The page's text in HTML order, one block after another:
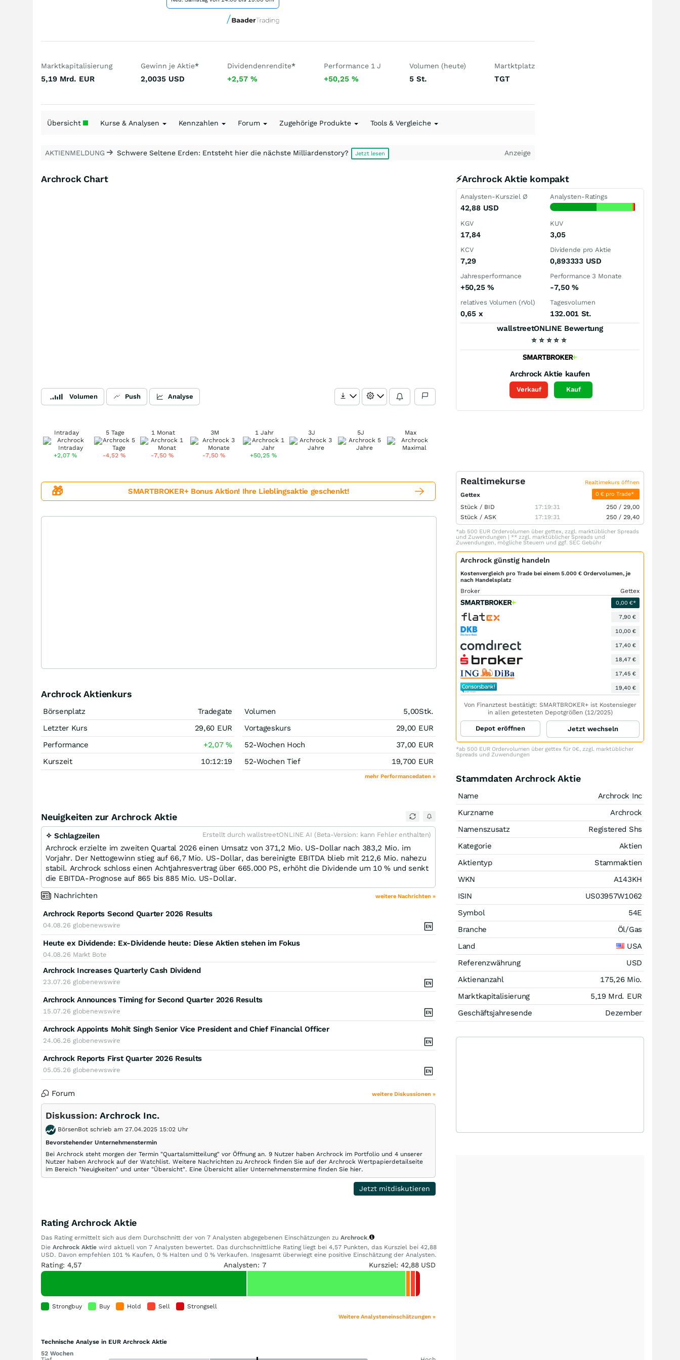
Marktkapitalisierung
5,19 Mrd. EUR
Gewinn je Aktie*
2,0035 USD
Dividendenrendite*
+2,57 %
Performance 1 J
+50,25 %
Volumen (heute)
5 St.
Martktplatz
TGT
Übersicht Kurse & Analysen Kennzahlen Forum Zugehörige Produkte Tools & Vergleiche
AKTIENMELDUNG Schwere Seltene Erden: Entsteht hier die nächste Milliardenstory? Jetzt lesen Anzeige
Archrock Chart
Volumen Push Analyse
Intraday
+2,07%
5 Tage
-4,52 %
1 Monat
-7,50 %
3M
-7,50 %
1 Jahr
+50,25 %
3J 5J Max
⚡Archrock Aktie kompakt
Analysten-Kursziel Ø
42,88 USD
Analysten-Ratings
KGV
17,84
KUV
3,05
KCV
7,29
Dividende pro Aktie
0,893333 USD
Jahresperformance
+50,25 %
Performance 3 Monate
-7,50%
relatives Volumen (rVol)
0,65 x
Tagesvolumen
132.001 St.
wallstreetONLINE Bewertung
⭐ ⭐ ⭐ ⭐ ⭐
Archrock Aktie kaufen
Verkauf Kauf
🎁 SMARTBROKER+ Bonus Aktion! Ihre Lieblingsaktie geschenkt!
Archrock Aktienkurs
Börsenplatz
Tradegate
Letzter Kurs
29,60 EUR
Performance
+2,07%
Kurszeit
10:12:19
Volumen 5,00Stk.
Vortageskurs
29,00 EUR
52-Wochen Hoch
37,00 EUR
52-Wochen Tief
19,700 EUR
mehr Performancedaten »
Neuigkeiten zur Archrock Aktie
✧ Schlagzeilen Erstellt durch wallstreetONLINE AI (Beta-Version: kann Fehler enthalten)
Archrock erzielte im zweiten Quartal 2026 einen Umsatz von 371,2 Mio. US-Dollar nach 383,2 Mio. im
Vorjahr. Der Nettogewinn stieg auf 66,7 Mio. US-Dollar, das bereinigte EBITDA blieb mit 212,6 Mio. nahezu
stabil. Archrock schloss einen Achtjahresvertrag über 665.000 PS, erhöht die Dividende um 10 % und senkt
die EBITDA-Prognose auf 865 bis 885 Mio. US-Dollar.
Nachrichten
weitere Nachrichten »
Archrock Reports Second Quarter 2026 Results
04.08.26 globenewswire
Heute ex Dividende: Ex-Dividende heute: Diese Aktien stehen im Fokus
04.08.26 Markt Bote
Archrock Increases Quarterly Cash Dividend
23.07.26 globenewswire
Archrock Announces Timing for Second Quarter 2026 Results
15.07.26 globenewswire
Archrock Appoints Mohit Singh Senior Vice President and Chief Financial Officer
24.06.26 globenewswire
Archrock Reports First Quarter 2026 Results
05.05.26 globenewswire
Forum weitere Diskussionen »
Diskussion: Archrock Inc.
BörsenBot schrieb am 27.04.2025 15:02 Uhr
Bevorstehender Unternehmenstermin
Bei Archrock steht morgen der Termin "Quartalsmitteilung" vor Öffnung an. 9 Nutzer haben Archrock im Portfolio und 4 unserer
Nutzer haben Archrock auf der Watchlist. Weitere Nachrichten zu Archrock finden Sie auf der Archrock Wertpapierdetailseite
im Bereich "Neuigkeiten" und unter "Übersicht". Eine Übersicht aller Unternehmenstermine finden Sie hier.
Jetzt mitdiskutieren
Rating Archrock Aktie
Das Rating ermittelt sich aus dem Durchschnitt der von 7 Analysten abgegebenen Einschätzungen zu Archrock.
Die Archrock Aktie wird aktuell von 7 Analysten bewertet. Das durchschnittliche Rating liegt bei 4,57 Punkten, das Kursziel bei 42,88
USD. Davon empfehlen 101 % Kaufen, 0 % Halten und 0 % Verkaufen. Insgesamt überwiegt eine positive Einschätzung der Analysten.
Rating: 4,57 Analysten: 7 Kursziel: 42,88 USD
Strongbuy Buy Hold Sell Strongsell
Weitere Analysteneinschätzungen »
Technische Analyse in EUR Archrock Aktie
52 Wochen
Realtimekurse Realtimekurs öffnen
Gettex 0 € pro Trade*
Stück / BID 17:19:31 250 / 29,00
Stück / ASK 17:19:31 250 / 29,40
*ab 500 EUR Ordervolumen über gettex, zzgl. marktüblicher Spreads
und Zuwendungen | ** zzgl. marktüblicher Spreads und
Zuwendungen, mögliche Steuern und ggf. SEC Gebühr
Archrock günstig handeln
Kostenvergleich pro Trade bei einem 5.000 € Ordervolumen, je
nach Handelsplatz
Broker Gettex
0,00 €*
7,90 €
10,00 €
17,40 €
18,47 €
17,45 €
19,40 €
Von Finanztest bestätigt: SMARTBROKER+ ist Kostensieger
in allen getesteten Depotgrößen (12/2025)
Depot eröffnen Jetzt wechseln
*ab 500 EUR Ordervolumen über gettex für 0€, zzgl. marktüblicher
Spreads und Zuwendungen
Stammdaten Archrock Aktie
Name
Archrock Inc
Kurzname
Archrock
Namenszusatz
Registered Shs
Kategorie
Aktien
Aktientyp
Stammaktien
WKN
A143KH
ISIN
US03957W1062
Symbol
54E
Branche
Öl/Gas
Land
USA
Referenzwährung
USD
Aktienanzahl
175,26 Mio.
Marktkapitalisierung
5,19 Mrd. EUR
Geschäftsjahresende
Dezember